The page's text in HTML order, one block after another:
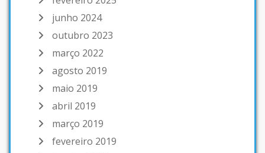
junho 2024
outubro 2023
março 2022
agosto 2019
maio 2019
abril 2019
março 2019
fevereiro 2019